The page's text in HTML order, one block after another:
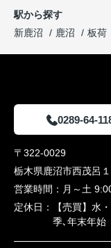
駅から探す
新鹿沼
鹿沼 板荷
0289-64-
〒322-0029
栃木県鹿沼市西茂呂
営業時間： 月～土
定休日：
【売買】水
季､年末年始